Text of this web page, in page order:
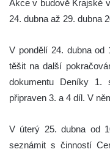
Akce v budově Krajské
24. dubna až 29. dubna
V pondělí 24. dubna
těšit na další
dokumentu Deníky 1.
připraven 3. a 4 díl. V
V úterý 25. dubna od
seznámit s činností